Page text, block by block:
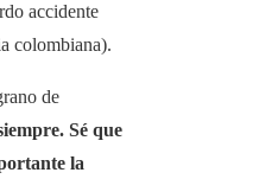
accidente
colombiana).
de
Sé que
la